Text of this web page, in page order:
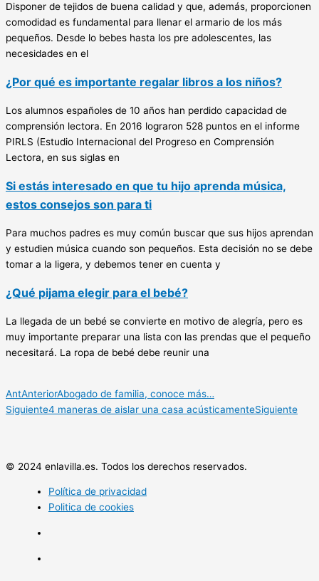
Disponer de tejidos de buena calidad y que, además, proporcionen
comodidad es fundamental para llenar el armario de los más
pequeños. Desde lo bebes hasta los pre adolescentes, las
necesidades en el
¿Por qué es importante regalar libros a los niños?
Los alumnos españoles de 10 años han perdido capacidad de
comprensión lectora. En 2016 lograron 528 puntos en el informe
PIRLS (Estudio Internacional del Progreso en Comprensión
Lectora, en sus siglas en
Si estás interesado en que tu hijo aprenda música,
estos consejos son para ti
Para muchos padres es muy común buscar que sus hijos aprendan
y estudien música cuando son pequeños. Esta decisión no se debe
tomar a la ligera, y debemos tener en cuenta y
¿Qué pijama elegir para el bebé?
La llegada de un bebé se convierte en motivo de alegría, pero es
muy importante preparar una lista con las prendas que el pequeño
necesitará. La ropa de bebé debe reunir una
AntAnteriorAbogado de familia, conoce más…
Siguiente4 maneras de aislar una casa acústicamenteSiguiente
© 2024 enlavilla.es. Todos los derechos reservados.
Política de privacidad
Politica de cookies